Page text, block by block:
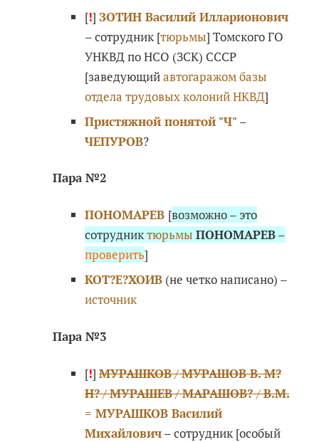
[!]ЗОТИН Василий Илларионович
– сотрудник [тюрьмы] Томского ГО
УНКВД по НСО (ЗСК) СССР
[заведующийавтогаражом базы
отдела трудовых колоний НКВД]
Пристяжной понятой "Ч" –
ЧЕПУРОВ?
Пара №2
ПОНОМАРЕВ [возможно – это
сотрудниктюрьмы ПОНОМАРЕВ–
проверить]
КОТ?Е?ХОИВ (не четко написано) –
источник
Пара №3
[!]МУРАШКОВ/МУРАШОВ В. М?
Н?/МУРАШЕВ/МАРАШОВ?/В.М.
= МУРАШКОВ Василий
Михайлович– сотрудник [особый